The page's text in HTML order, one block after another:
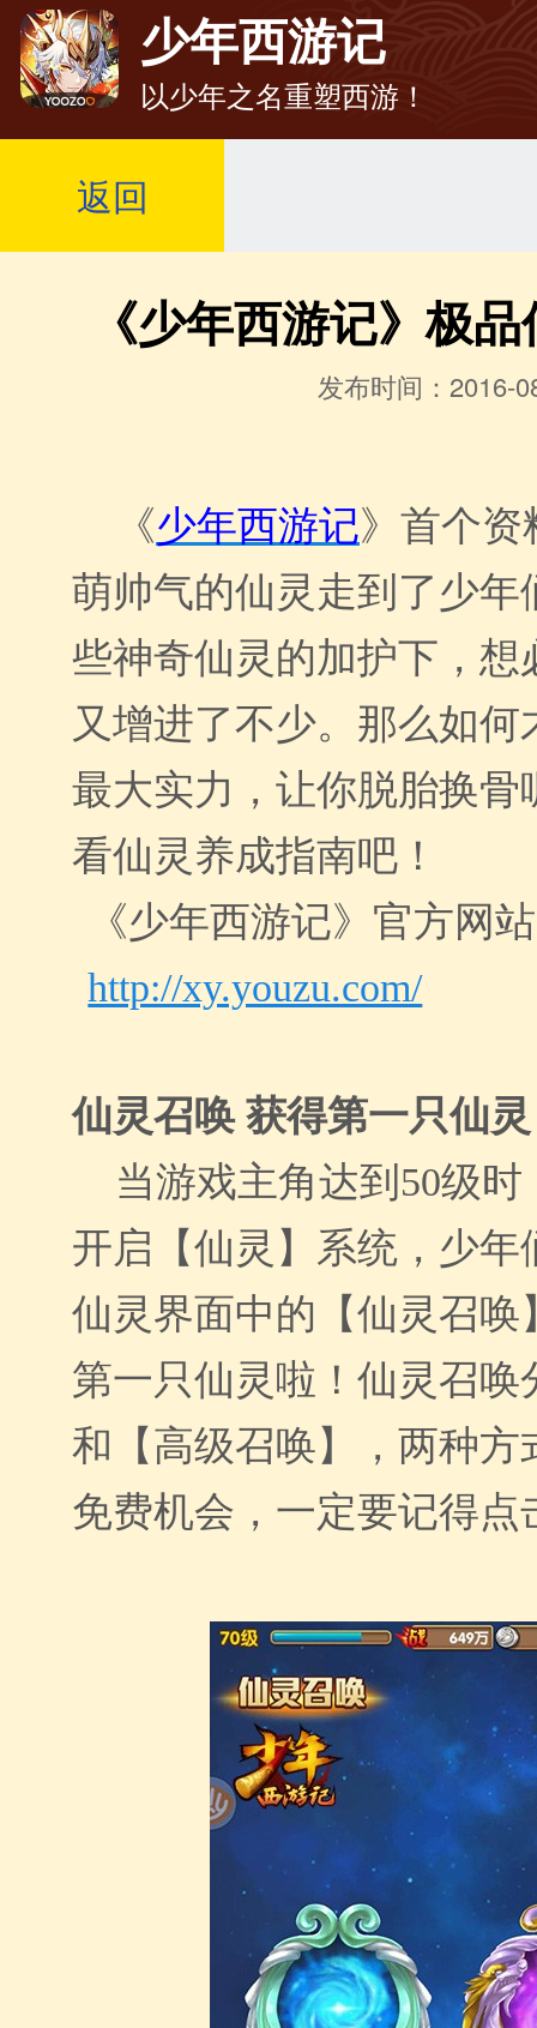
少年西游记
以少年之名重塑西游！
返回
《少年西游记》极
发布时间：2016-
《少年西游记》首个资
萌帅气的仙灵走到了少年
些神奇仙灵的加护下，想
又增进了不少。那么如何
最大实力，让你脱胎换骨
看仙灵养成指南吧！
《少年西游记》官方网站
http://xy.youzu.com/
仙灵召唤 获得第一只仙灵
当游戏主角达到50级时
开启【仙灵】系统，少年
仙灵界面中的【仙灵召唤
第一只仙灵啦！仙灵召唤
和【高级召唤】，两种方
免费机会，一定要记得点